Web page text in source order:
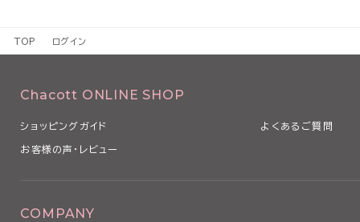
TOP ログイン
Chacott ONLINE SHOP
ショッピングガイド よくあるご質問
お客様の声・レビュー
COMPANY